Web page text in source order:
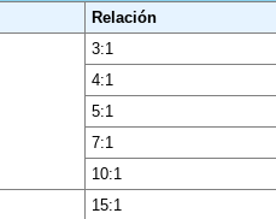
Relación
3:1
4:1
5:1
7:1
10:1
15:1